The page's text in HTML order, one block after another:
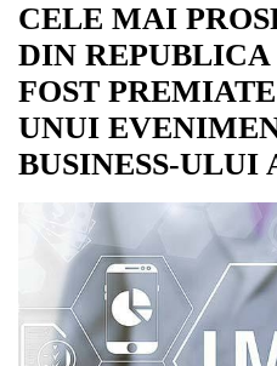
CELE MAI
DIN
FOST
UNUI
BUSINESS-ULUI